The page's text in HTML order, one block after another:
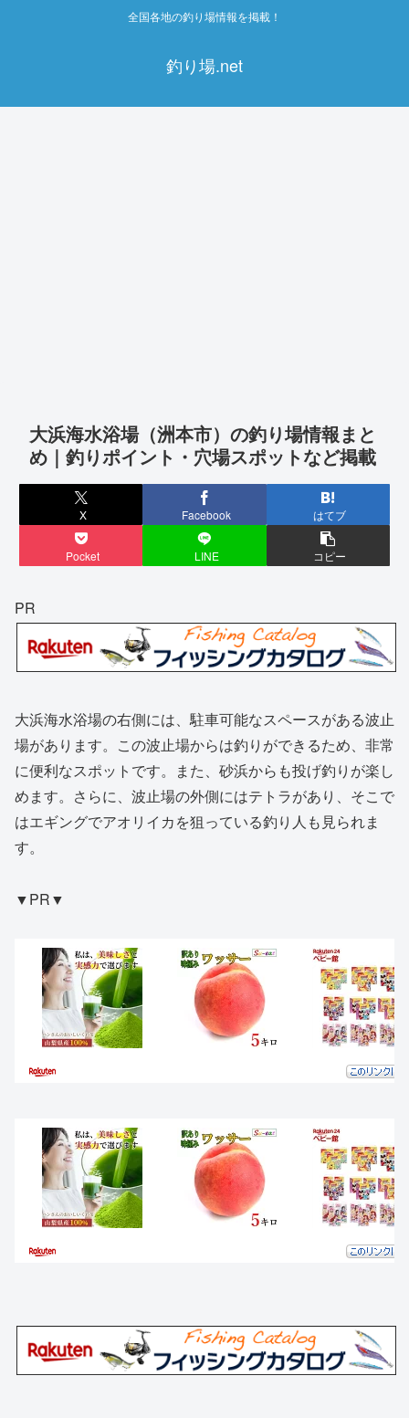
全国各地の釣り場情報を掲載！
釣り場.net
大浜海水浴場（洲本市）の釣り場情報まと
め｜釣りポイント・穴場スポットなど掲載
X Facebook はてブ
Pocket LINE コピー
PR
大浜海水浴場の右側には、駐車可能なスペースがある波止
場があります。この波止場からは釣りができるため、非常
に便利なスポットです。また、砂浜からも投げ釣りが楽し
めます。さらに、波止場の外側にはテトラがあり、そこで
はエギングでアオリイカを狙っている釣り人も見られま
す。
▼PR▼